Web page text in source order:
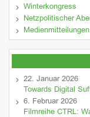
Winterkongress
Netzpolitischer
Medienmitteilungen
22. Januar 2026
Towards Digital
6. Februar 2026
Filmreihe CTRL: